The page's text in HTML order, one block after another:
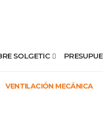
SOLGETIC
VENTILACIÓN MECÁNICA